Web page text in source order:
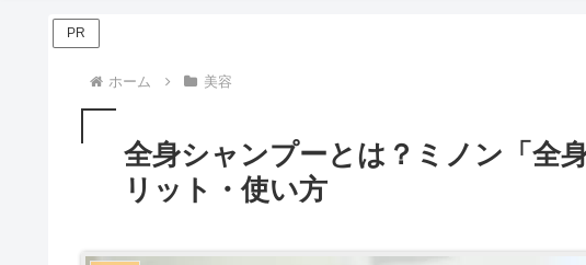
PR
ホーム 美容
全身シャンプーとは？ミノン「全
リット・使い方